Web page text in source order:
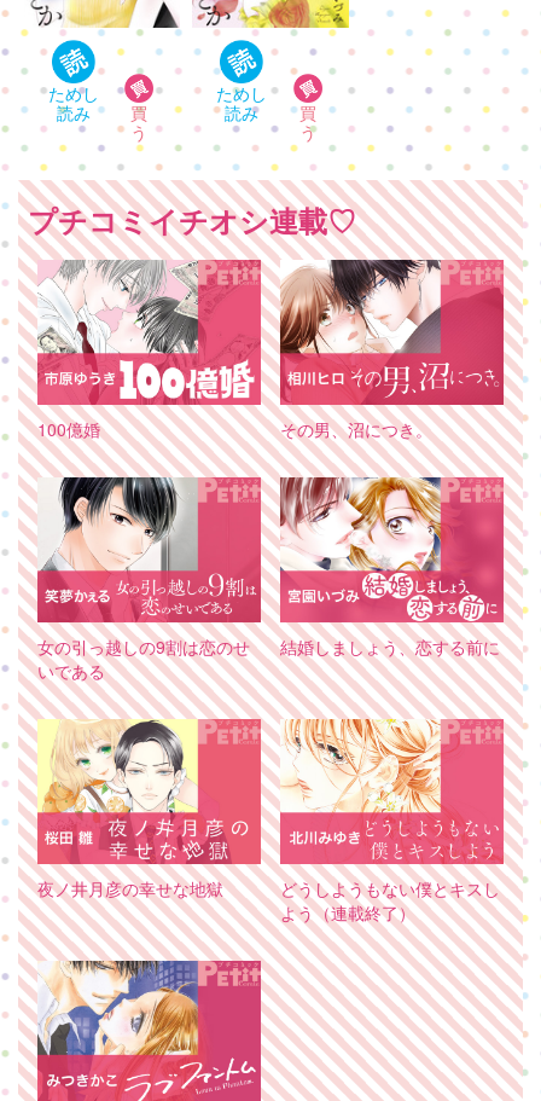
プチコミイチオシ連載♡
100億婚 その男、沼につき。
女の引っ越しの9割は恋のせ
いである
結婚しましょう、恋する前に
夜ノ井月彦の幸せな地獄
どうしようもない僕とキスし
よう（連載終了）